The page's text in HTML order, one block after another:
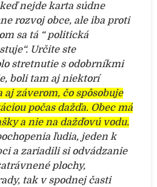
nejde karta súdne
rozvoj obce, ale iba proti
sa tá “ politická
Určite ste
stretnutie s odobrníkmi
boli tam aj niektorí
aj záverom, čo spôsobuje
počas dažďa. Obec má
a nie na dažďovú vodu.
ľudia, jeden k
a zariadili si odvádzanie
plochy,
tak v spodnej časti